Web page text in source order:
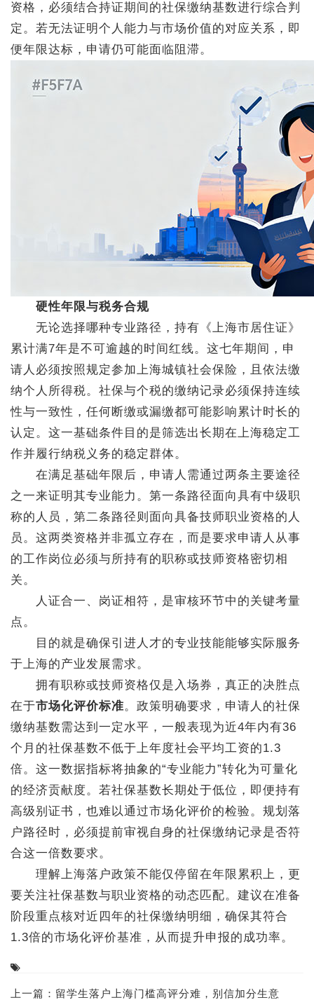
资格，必须结合持证期间的社保缴纳基数进行综合判
定。若无法证明个人能力与市场价值的对应关系，即
便年限达标，申请仍可能面临阻滞。
硬性年限与税务合规
无论选择哪种专业路径，持有《上海市居住证》
累计满7年是不可逾越的时间红线。这七年期间，申
请人必须按照规定参加上海城镇社会保险，且依法缴
纳个人所得税。社保与个税的缴纳记录必须保持连续
性与一致性，任何断缴或漏缴都可能影响累计时长的
认定。这一基础条件目的是筛选出长期在上海稳定工
作并履行纳税义务的稳定群体。
在满足基础年限后，申请人需通过两条主要途径
之一来证明其专业能力。第一条路径面向具有中级职
称的人员，第二条路径则面向具备技师职业资格的人
员。这两类资格并非孤立存在，而是要求申请人从事
的工作岗位必须与所持有的职称或技师资格密切相
关。
人证合一、岗证相符，是审核环节中的关键考量
点。
目的就是确保引进人才的专业技能能够实际服务
于上海的产业发展需求。
拥有职称或技师资格仅是入场券，真正的决胜点
在于市场化评价标准。政策明确要求，申请人的社保
缴纳基数需达到一定水平，一般表现为近4年内有36
个月的社保基数不低于上年度社会平均工资的1.3
倍。这一数据指标将抽象的“专业能力”转化为可量化
的经济贡献度。若社保基数长期处于低位，即便持有
高级别证书，也难以通过市场化评价的检验。规划落
户路径时，必须提前审视自身的社保缴纳记录是否符
合这一倍数要求。
理解上海落户政策不能仅停留在年限累积上，更
要关注社保基数与职业资格的动态匹配。建议在准备
阶段重点核对近四年的社保缴纳明细，确保其符合
1.3倍的市场化评价基准，从而提升申报的成功率。
上一篇： 留学生落户上海门槛高评分难，别信加分生意